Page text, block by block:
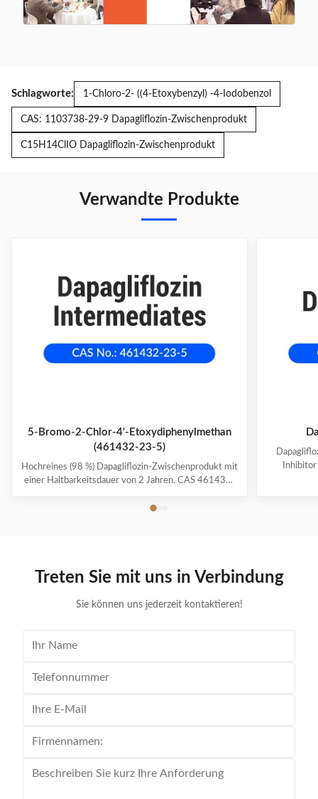
Schlagworte: 1-Chloro-2- ((4-Etoxybenzyl) -4-Iodobenzol
CAS: 1103738-29-9 Dapagliflozin-Zwischenprodukt
C15H14ClIO Dapagliflozin-Zwischenprodukt
Verwandte Produkte
5-Bromo-2-Chlor-4'-Etoxydiphenylmethan
(461432-23-5)
Hochreines (98 %) Dapagliflozin-Zwischenprodukt mit
einer Haltbarkeitsdauer von 2 Jahren. CAS 461432-
Pharmaproduktion.
Treten Sie mit uns in Verbindung
Sie können uns jederzeit kontaktieren!